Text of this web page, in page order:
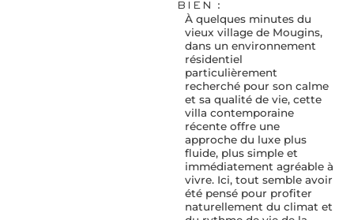
BIEN :
À quelques minutes du
vieux village de Mougins,
dans un environnement
résidentiel
particulièrement
recherché pour son calme
et sa qualité de vie, cette
villa contemporaine
récente offre une
approche du luxe plus
fluide, plus simple et
immédiatement agréable à
vivre. Ici, tout semble avoir
été pensé pour profiter
naturellement du climat et